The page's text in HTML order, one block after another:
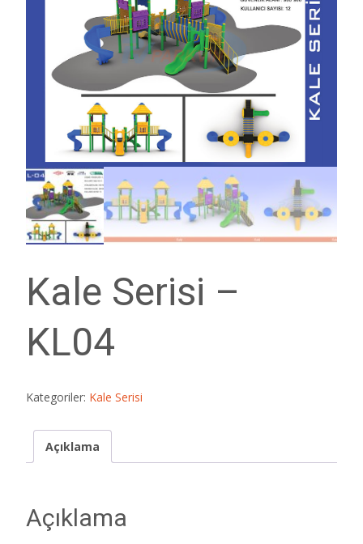
Kale Serisi –
KL04
Kategoriler: Kale Serisi
Açıklama
Açıklama